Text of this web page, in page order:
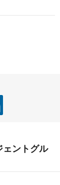
ェントグル